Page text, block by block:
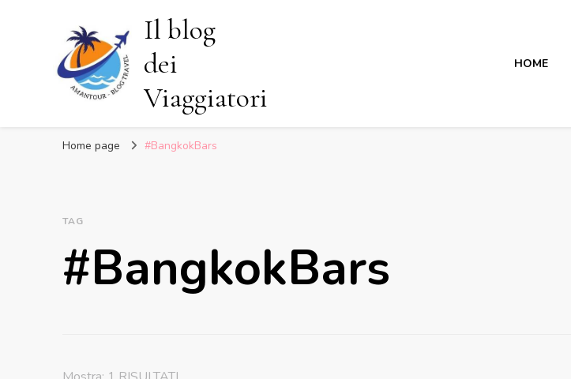
Il blog
dei
Viaggiatori
HOME
Home page #BangkokBars
TAG
#BangkokBars